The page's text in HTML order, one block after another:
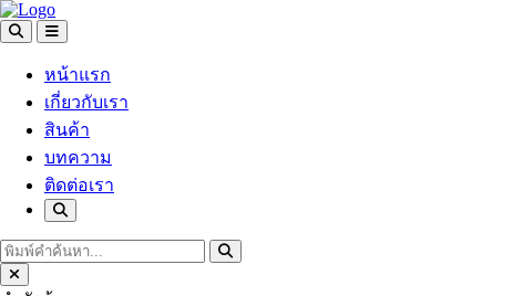
หน้าแรก
เกี่ยวกับเรา
สินค้า
บทความ
ติดต่อเรา